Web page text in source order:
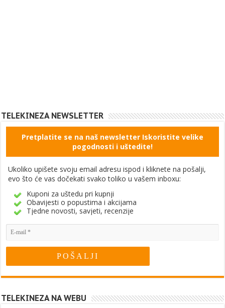
TELEKINEZA NEWSLETTER
Pretplatite se na naš newsletter Iskoristite velike
pogodnosti i uštedite!
Ukoliko upišete svoju email adresu ispod i kliknete na pošalji,
evo što će vas dočekati svako toliko u vašem inboxu:
Kuponi za uštedu pri kupnji
Obavijesti o popustima i akcijama
Tjedne novosti, savjeti, recenzije
TELEKINEZA NA WEBU